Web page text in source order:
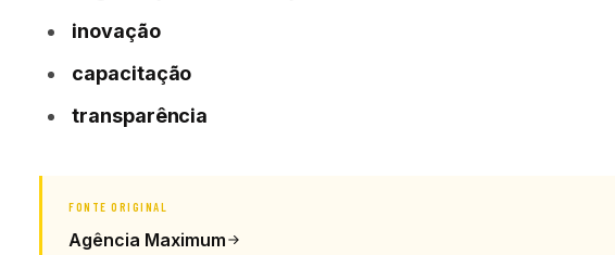
inovação
capacitação
transparência
FONTE ORIGINAL
Agência Maximum